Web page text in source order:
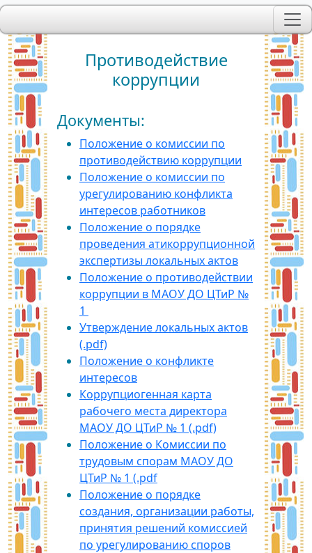
Противодействие
коррупции
Документы:
Положение о комиссии по
противодействию коррупции
Положение о комиссии по
урегулированию конфликта
интересов работников
Положение о порядке
проведения атикоррупционной
экспертизы локальных актов
Положение о противодействии
коррупции в МАОУ ДО ЦТиР №
1
Утверждение локальных актов
(.pdf)
Положение о конфликте
интересов
Коррупциогенная карта
рабочего места директора
МАОУ ДО ЦТиР № 1 (.pdf)
Положение о Комиссии по
трудовым спорам МАОУ ДО
ЦТиР № 1 (.pdf
Положение о порядке
создания, организации работы,
принятия решений комиссией
по урегулированию споров